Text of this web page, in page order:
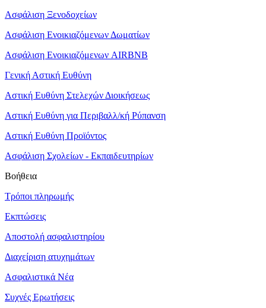
Ασφάλιση Ξενοδοχείων
Ασφάλιση Ενοικιαζόμενων Δωματίων
Ασφάλιση Ενοικιαζόμενων AIRBNB
Γενική Αστική Ευθύνη
Αστική Ευθύνη Στελεχών Διοικήσεως
Αστική Ευθύνη για Περιβαλλ/κή Ρύπανση
Αστική Ευθύνη Προϊόντος
Ασφάλιση Σχολείων - Εκπαιδευτηρίων
Βοήθεια
Τρόποι πληρωμής
Εκπτώσεις
Αποστολή ασφαλιστηρίου
Διαχείριση ατυχημάτων
Ασφαλιστικά Νέα
Συχνές Ερωτήσεις